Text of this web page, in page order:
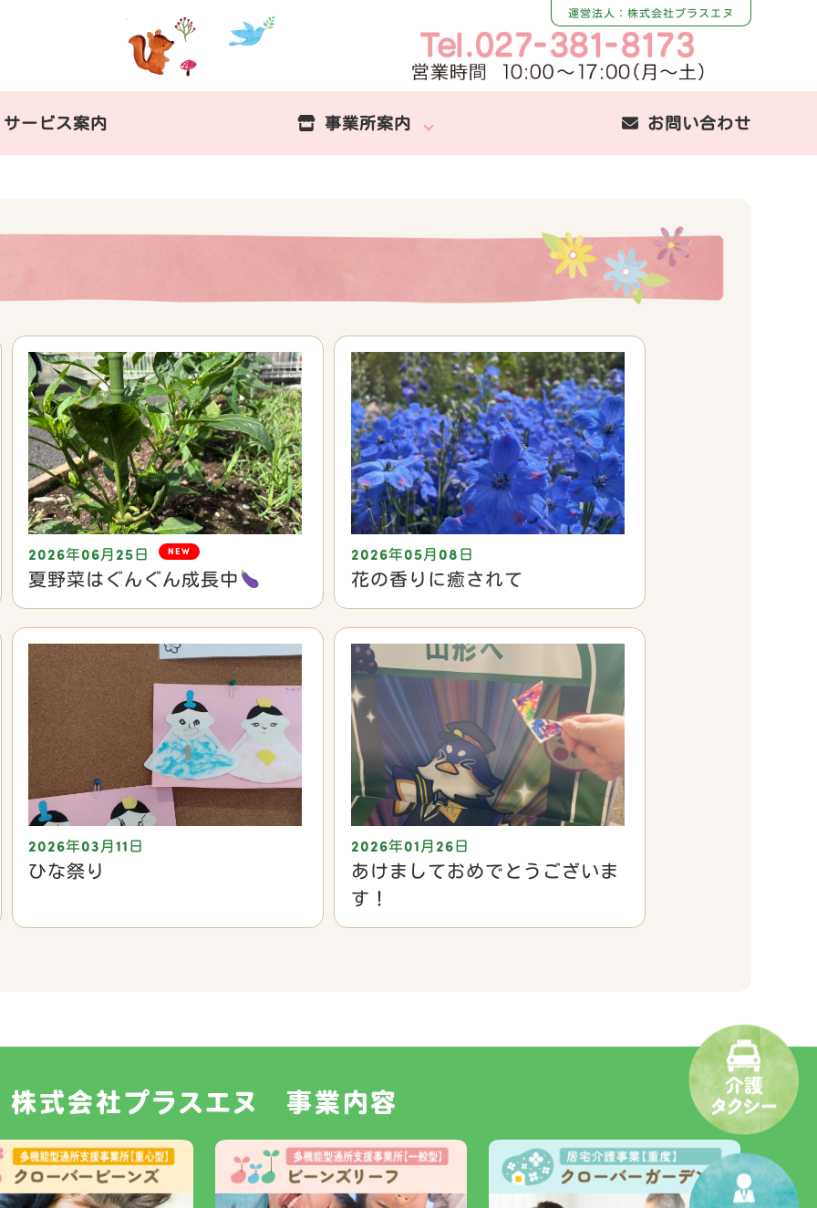
運営法人：株式会社プラスエヌ
サービス案内 事業所案内 お問い合わせ
2026年06月25日 NEW
夏野菜はぐんぐん成長中
2026年05月08日
花の香りに癒されて
2026年03月11日
ひな祭り
2026年01月26日
あけましておめでとうございま
す！
株式会社プラスエヌ 事業内容